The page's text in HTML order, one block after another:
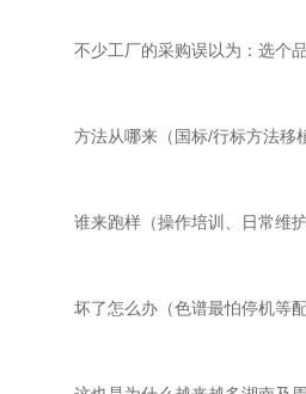
不少工厂的采购误以为：选个品
方法从哪来（国标/行标方法移植
谁来跑样（操作培训、日常维护
坏了怎么办（色谱最怕停机等配